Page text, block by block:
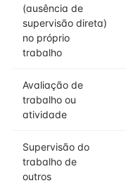
(ausência de
supervisão direta)
no próprio
trabalho
Avaliação de
trabalho ou
atividade
Supervisão do
trabalho de
outros